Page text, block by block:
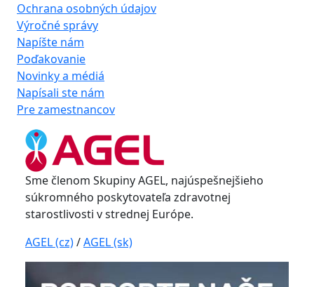
Ochrana osobných údajov
Výročné správy
Napíšte nám
Poďakovanie
Novinky a médiá
Napísali ste nám
Pre zamestnancov
Sme členom Skupiny AGEL, najúspešnejšieho
súkromného poskytovateľa zdravotnej
starostlivosti v strednej Európe.
AGEL (cz)/AGEL (sk)